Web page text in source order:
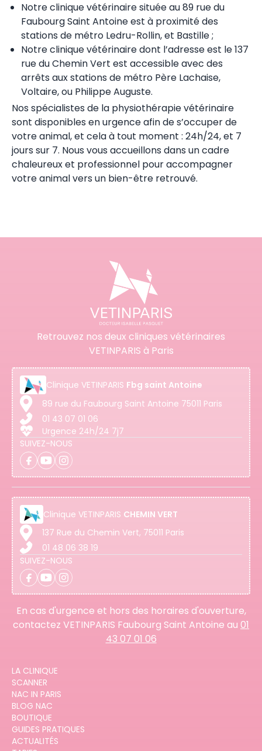
Notre clinique vétérinaire située au 89 rue du
Faubourg Saint Antoine est à proximité des
stations de métro Ledru-Rollin, et Bastille ;
Notre clinique vétérinaire dont l’adresse est le 137
rue du Chemin Vert est accessible avec des
arrêts aux stations de métro Père Lachaise,
Voltaire, ou Philippe Auguste.
Nos spécialistes de la physiothérapie vétérinaire
sont disponibles en urgence afin de s’occuper de
votre animal, et cela à tout moment : 24h/24, et 7
jours sur 7. Nous vous accueillons dans un cadre
chaleureux et professionnel pour accompagner
votre animal vers un bien-être retrouvé.
Retrouvez nos deux cliniques vétérinaires
VETINPARIS à Paris
Clinique VETINPARIS Fbg saint Antoine
89 rue du Faubourg Saint Antoine 75011 Paris
01 43 07 01 06
Urgence 24h/24 7j7
SUIVEZ-NOUS
Clinique VETINPARIS CHEMIN VERT
137 Rue du Chemin Vert, 75011 Paris
01 48 06 38 19
SUIVEZ-NOUS
En cas d'urgence et hors des horaires d'ouverture,
contactez VETINPARIS Faubourg Saint Antoine au 01
43 07 01 06
LA CLINIQUE
SCANNER
NAC IN PARIS
BLOG NAC
BOUTIQUE
GUIDES PRATIQUES
ACTUALITÉS